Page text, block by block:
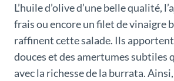
L’huile d’olive d’une belle qualité,
frais ou encore un filet de vinaigre
raffinent cette salade. Ils apportent
douces et des amertumes subtiles
avec la richesse de la burrata.